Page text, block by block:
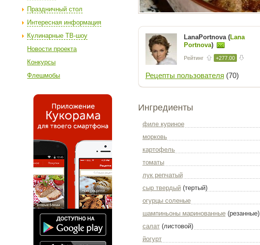
Праздничный стол
Интересная информация
Кулинарные ТВ-шоу
Новости проекта
Конкурсы
Флешмобы
LanaPortnova (Lana
Portnova)
Рейтинг +277.00
Рецепты пользователя (70)
Ингредиенты
филе куриное
морковь
картофель
томаты
лук репчатый
сыр твердый(тертый)
огурцы соленые
шампиньоны маринованные(резанные)
салат(листовой)
йогурт